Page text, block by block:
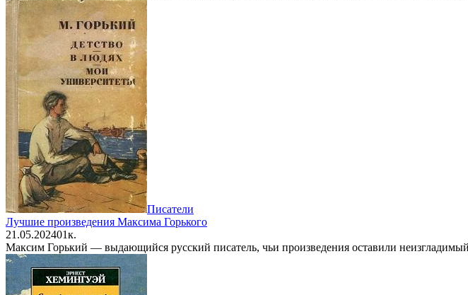
Писатели
Лучшие произведения Максима Горького
21.05.202401к.
Максим Горький — выдающийся русский писатель, чьи произведения оставили